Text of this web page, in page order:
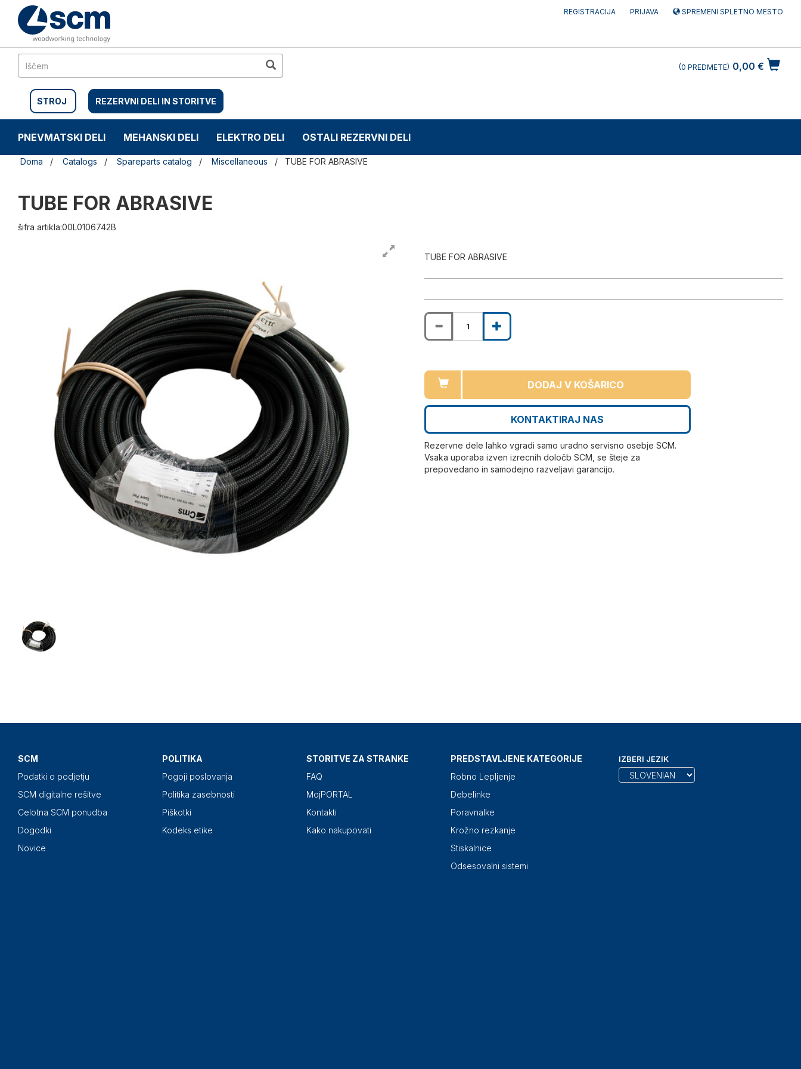
Preskočite
vsebino
Preskočite
navigacijski
REGISTRACIJA PRIJAVA SPREMENI SPLETNO MESTO
STROJ REZERVNI DELI IN STORITVE
0,00 €
0 PREDMETE
PNEVMATSKI DELI MEHANSKI DELI ELEKTRO DELI OSTALI REZERVNI DELI
Doma Catalogs Spareparts catalog Miscellaneous TUBE FOR ABRASIVE
TUBE FOR ABRASIVE
šifra artikla:00L0106742B
TUBE FOR ABRASIVE
DODAJ V KOŠARICO
KONTAKTIRAJ NAS
Rezervne dele lahko vgradi samo uradno servisno osebje SCM.
Vsaka uporaba izven izrecnih določb SCM, se šteje za
prepovedano in samodejno razveljavi garancijo.
SCM
Podatki o podjetju
SCM digitalne rešitve
Celotna SCM ponudba
Dogodki
Novice
POLITIKA
Pogoji poslovanja
Politika zasebnosti
Piškotki
Kodeks etike
STORITVE ZA STRANKE
FAQ
MojPORTAL
Kontakti
Kako nakupovati
PREDSTAVLJENE KATEGORIJE
Robno Lepljenje
Debelinke
Poravnalke
Krožno rezkanje
Stiskalnice
Odsesovalni sistemi
IZBERI JEZIK